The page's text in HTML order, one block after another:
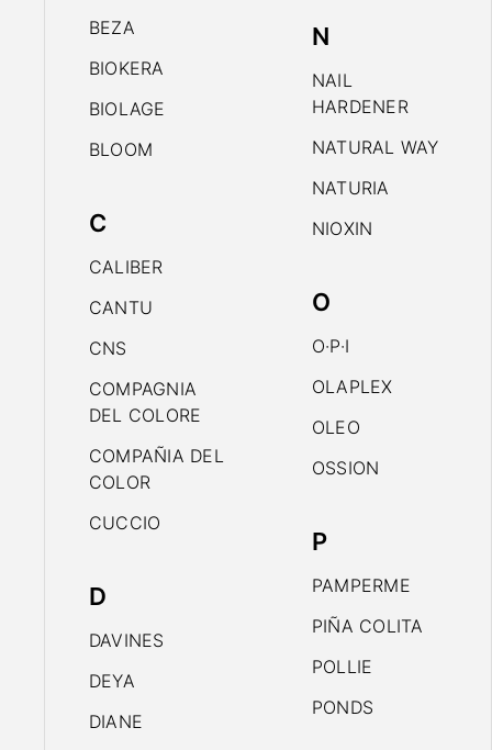
BEZA
BIOKERA
BIOLAGE
BLOOM
C
CALIBER
CANTU
CNS
COMPAGNIA
DEL COLORE
COMPAÑIA DEL
COLOR
CUCCIO
D
DAVINES
DEYA
DIANE
N
NAIL
HARDENER
NATURAL WAY
NATURIA
NIOXIN
O
O·P·I
OLAPLEX
OLEO
OSSION
P
PAMPERME
PIÑA COLITA
POLLIE
PONDS